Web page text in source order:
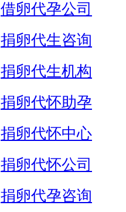
借卵代孕公司
捐卵代生咨询
捐卵代生机构
捐卵代怀助孕
捐卵代怀中心
捐卵代怀公司
捐卵代孕咨询